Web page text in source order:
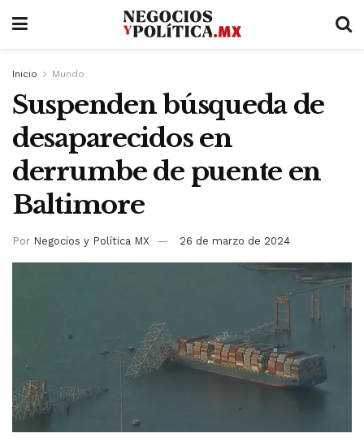
Inicio Mundo
Suspenden búsqueda de
desaparecidos en
derrumbe de puente en
Baltimore
Por Negocios y Política MX 26 de marzo de 2024